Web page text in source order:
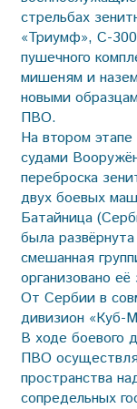
стрельбах
«Триумф», С-
пушечного
мишеням и
новыми
ПВО.
На втором
судами
переброска
двух боевых
Батайница
была
смешанная
организовано
От Сербии в
дивизион «Куб-
В ходе боевого
ПВО
пространства
сопредельных